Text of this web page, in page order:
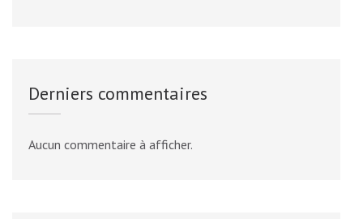
Derniers commentaires
Aucun commentaire à afficher.